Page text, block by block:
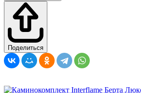
Поделиться